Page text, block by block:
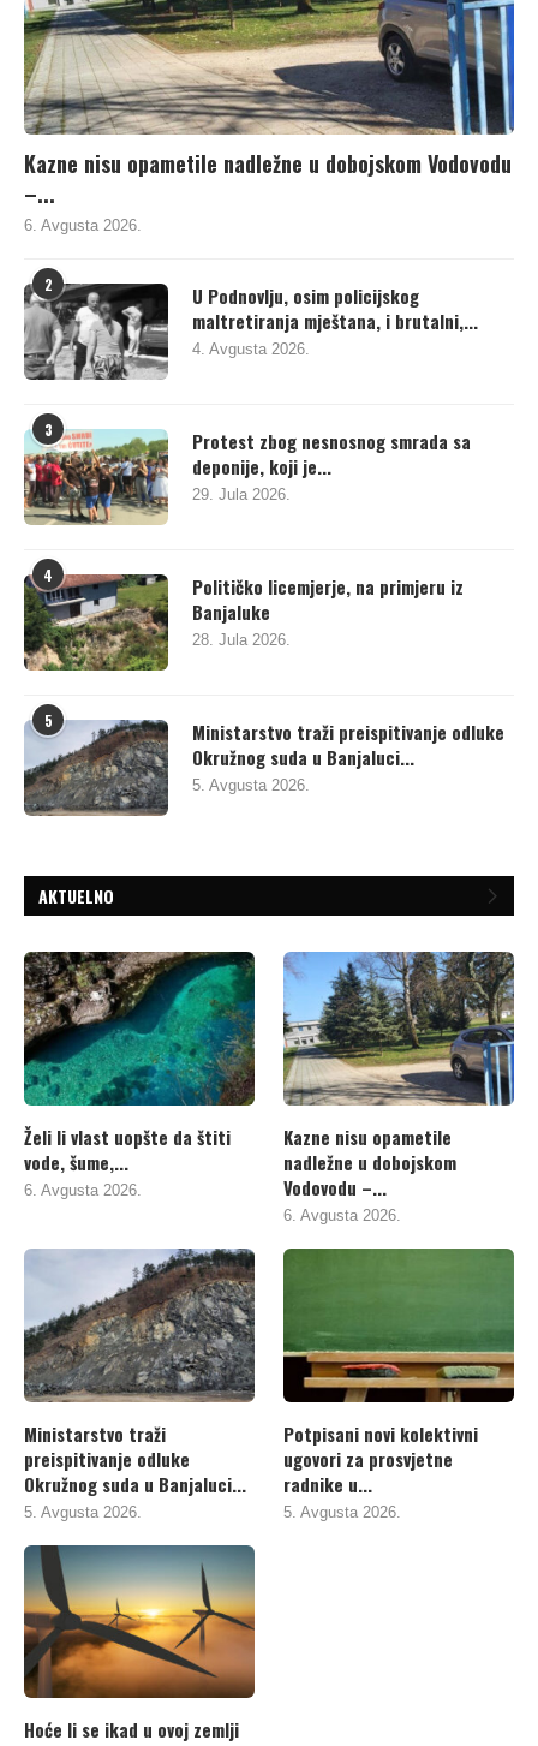
Kazne nisu opametile nadležne u dobojskom Vodovodu
–...
6. Avgusta 2026.
2
U Podnovlju, osim policijskog
maltretiranja mještana, i brutalni,...
4. Avgusta 2026.
3
Protest zbog nesnosnog smrada sa
deponije, koji je...
29. Jula 2026.
4
Političko licemjerje, na primjeru iz
Banjaluke
28. Jula 2026.
5
Ministarstvo traži preispitivanje odluke
Okružnog suda u Banjaluci...
5. Avgusta 2026.
AKTUELNO
Želi li vlast uopšte da štiti
vode, šume,...
6. Avgusta 2026.
Kazne nisu opametile
nadležne u dobojskom
Vodovodu –...
6. Avgusta 2026.
Ministarstvo traži
preispitivanje odluke
Okružnog suda u Banjaluci...
5. Avgusta 2026.
Potpisani novi kolektivni
ugovori za prosvjetne
radnike u...
5. Avgusta 2026.
Hoće li se ikad u ovoj zemlji